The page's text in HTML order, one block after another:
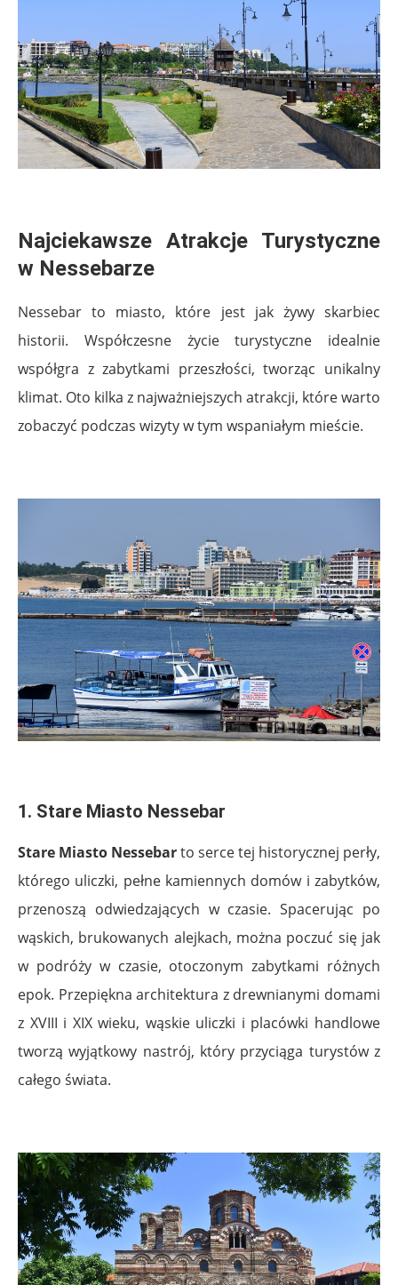
Najciekawsze Atrakcje Turystyczne
w Nessebarze
Nessebar to miasto, które jest jak żywy skarbiec
historii. Współczesne życie turystyczne idealnie
współgra z zabytkami przeszłości, tworząc unikalny
klimat. Oto kilka z najważniejszych atrakcji, które warto
zobaczyć podczas wizyty w tym wspaniałym mieście.
1. Stare Miasto Nessebar
Stare Miasto Nessebarto serce tej historycznej perły,
którego uliczki, pełne kamiennych domów i zabytków,
przenoszą odwiedzających w czasie. Spacerując po
wąskich, brukowanych alejkach, można poczuć się jak
w podróży w czasie, otoczonym zabytkami różnych
epok. Przepiękna architektura z drewnianymi domami
z XVIII i XIX wieku, wąskie uliczki i placówki handlowe
tworzą wyjątkowy nastrój, który przyciąga turystów z
całego świata.